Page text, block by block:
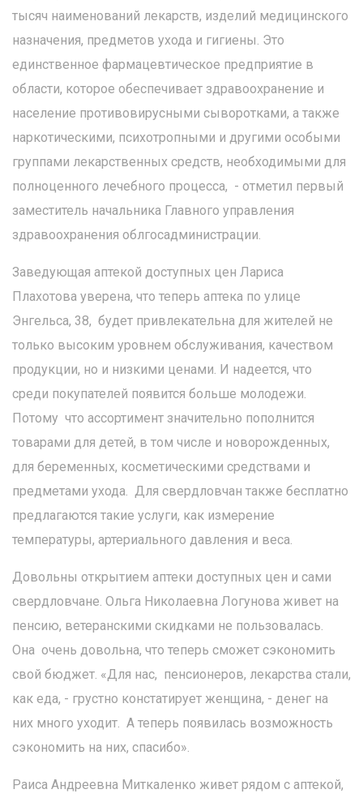
тысяч наименований лекарств, изделий медицинского
назначения, предметов ухода и гигиены. Это
единственное фармацевтическое предприятие в
области, которое обеспечивает здравоохранение и
население противовирусными сыворотками, а также
наркотическими, психотропными и другими особыми
группами лекарственных средств, необходимыми для
полноценного лечебного процесса, - отметил первый
заместитель начальника Главного управления
здравоохранения облгосадминистрации.
Заведующая аптекой доступных цен Лариса
Плахотова уверена, что теперь аптека по улице
Энгельса, 38, будет привлекательна для жителей не
только высоким уровнем обслуживания, качеством
продукции, но и низкими ценами. И надеется, что
среди покупателей появится больше молодежи.
Потому что ассортимент значительно пополнится
товарами для детей, в том числе и новорожденных,
для беременных, косметическими средствами и
предметами ухода. Для свердловчан также бесплатно
предлагаются такие услуги, как измерение
температуры, артериального давления и веса.
Довольны открытием аптеки доступных цен и сами
свердловчане. Ольга Николаевна Логунова живет на
пенсию, ветеранскими скидками не пользовалась.
Она очень довольна, что теперь сможет сэкономить
свой бюджет. «Для нас, пенсионеров, лекарства стали,
как еда, - грустно констатирует женщина, - денег на
них много уходит. А теперь появилась возможность
сэкономить на них, спасибо».
Раиса Андреевна Миткаленко живет рядом с аптекой,